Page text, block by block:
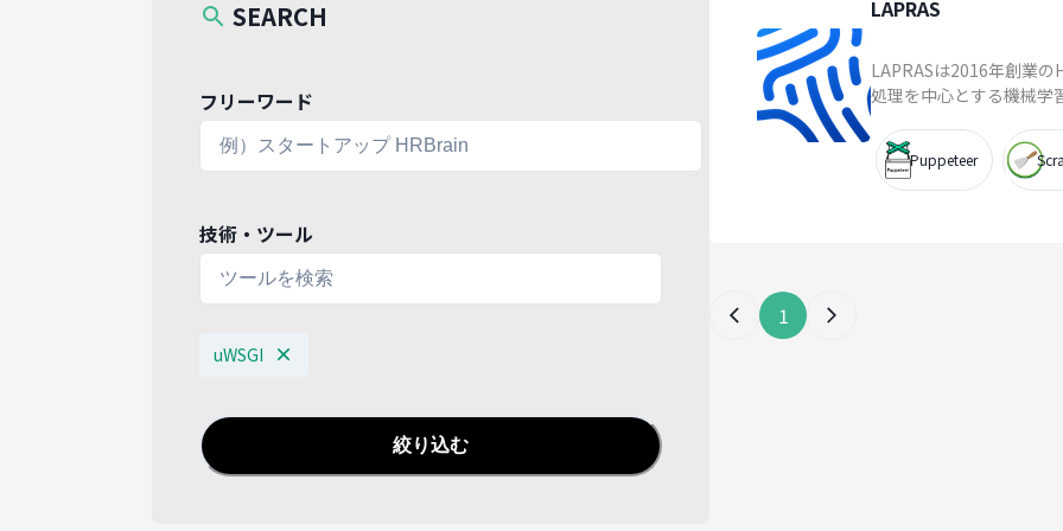
SEARCH
フリーワード
技術・ツール
uWSGI
絞り込む
LAPRAS
LAPRASは2016年創業
処理を中心とする機械学
Puppeteer
1